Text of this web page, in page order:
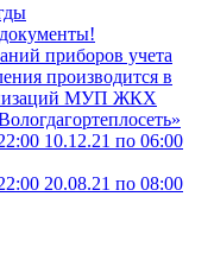
приборов учета
производится в
МУП ЖКХ
10.12.21 по 06:00
20.08.21 по 08:00